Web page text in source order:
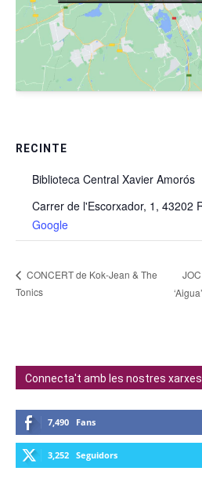
RECINTE
Biblioteca Central Xavier Amorós
Carrer de l'Escorxador, 1, 43202
Google
CONCERT de Kok-Jean & The
Tonics
‘Aigua’
Connecta't amb les nostres xarxes
7,490 Fans
3,252 Seguidors